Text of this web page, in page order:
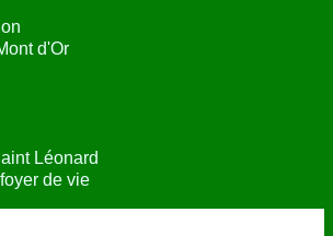
d'Or
Léonard
de vie